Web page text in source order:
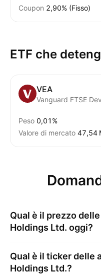
Coupon 2,90% (Fisso)
ETF che
VEA
Peso 0,01%
Valore di mercato ‪47,54
Qual è il prezzo
Holdings Ltd. oggi?
Qual è il ticker delle
Holdings Ltd.?